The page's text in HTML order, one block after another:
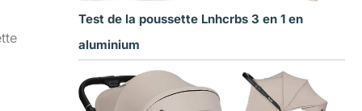
Test de la poussette Lnhcrbs 3 en 1 en
aluminium